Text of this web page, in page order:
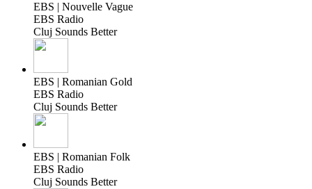
EBS | Nouvelle Vague
EBS Radio
Cluj Sounds Better
EBS | Romanian Gold
EBS Radio
Cluj Sounds Better
EBS | Romanian Folk
EBS Radio
Cluj Sounds Better